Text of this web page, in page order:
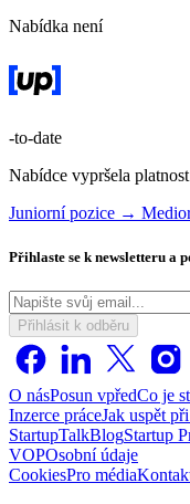
Nabídka není
-to-date
Nabídce vypršela
Juniorní pozice →
Přihlaste se k newsletteru a
Přihlásit k odběru
O násPosun vpředCo je
Inzerce práceJak uspět
StartupTalkBlogStartup
VOPOsobní údaje
CookiesPro média